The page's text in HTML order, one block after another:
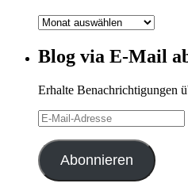
Blog-
Blog via E-Mail
Erhalte Benachrichtigungen
E-
Mail-
Adresse
Abonnieren